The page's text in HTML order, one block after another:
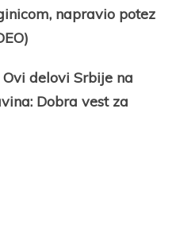
napravio potez
delovi Srbije na
Dobra vest za